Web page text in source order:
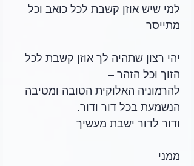
למי שיש אוזן קשבת לכל כואב וכל
מתייסר
יהי רצון שתהיה לך אוזן קשבת לכל
הזוך וכל הזהר –
להרמוניה האלוקית הטובה ומטיבה
הנשמעת בכל דור ודור.
ודור לדור ישבת מעשיך
ממני